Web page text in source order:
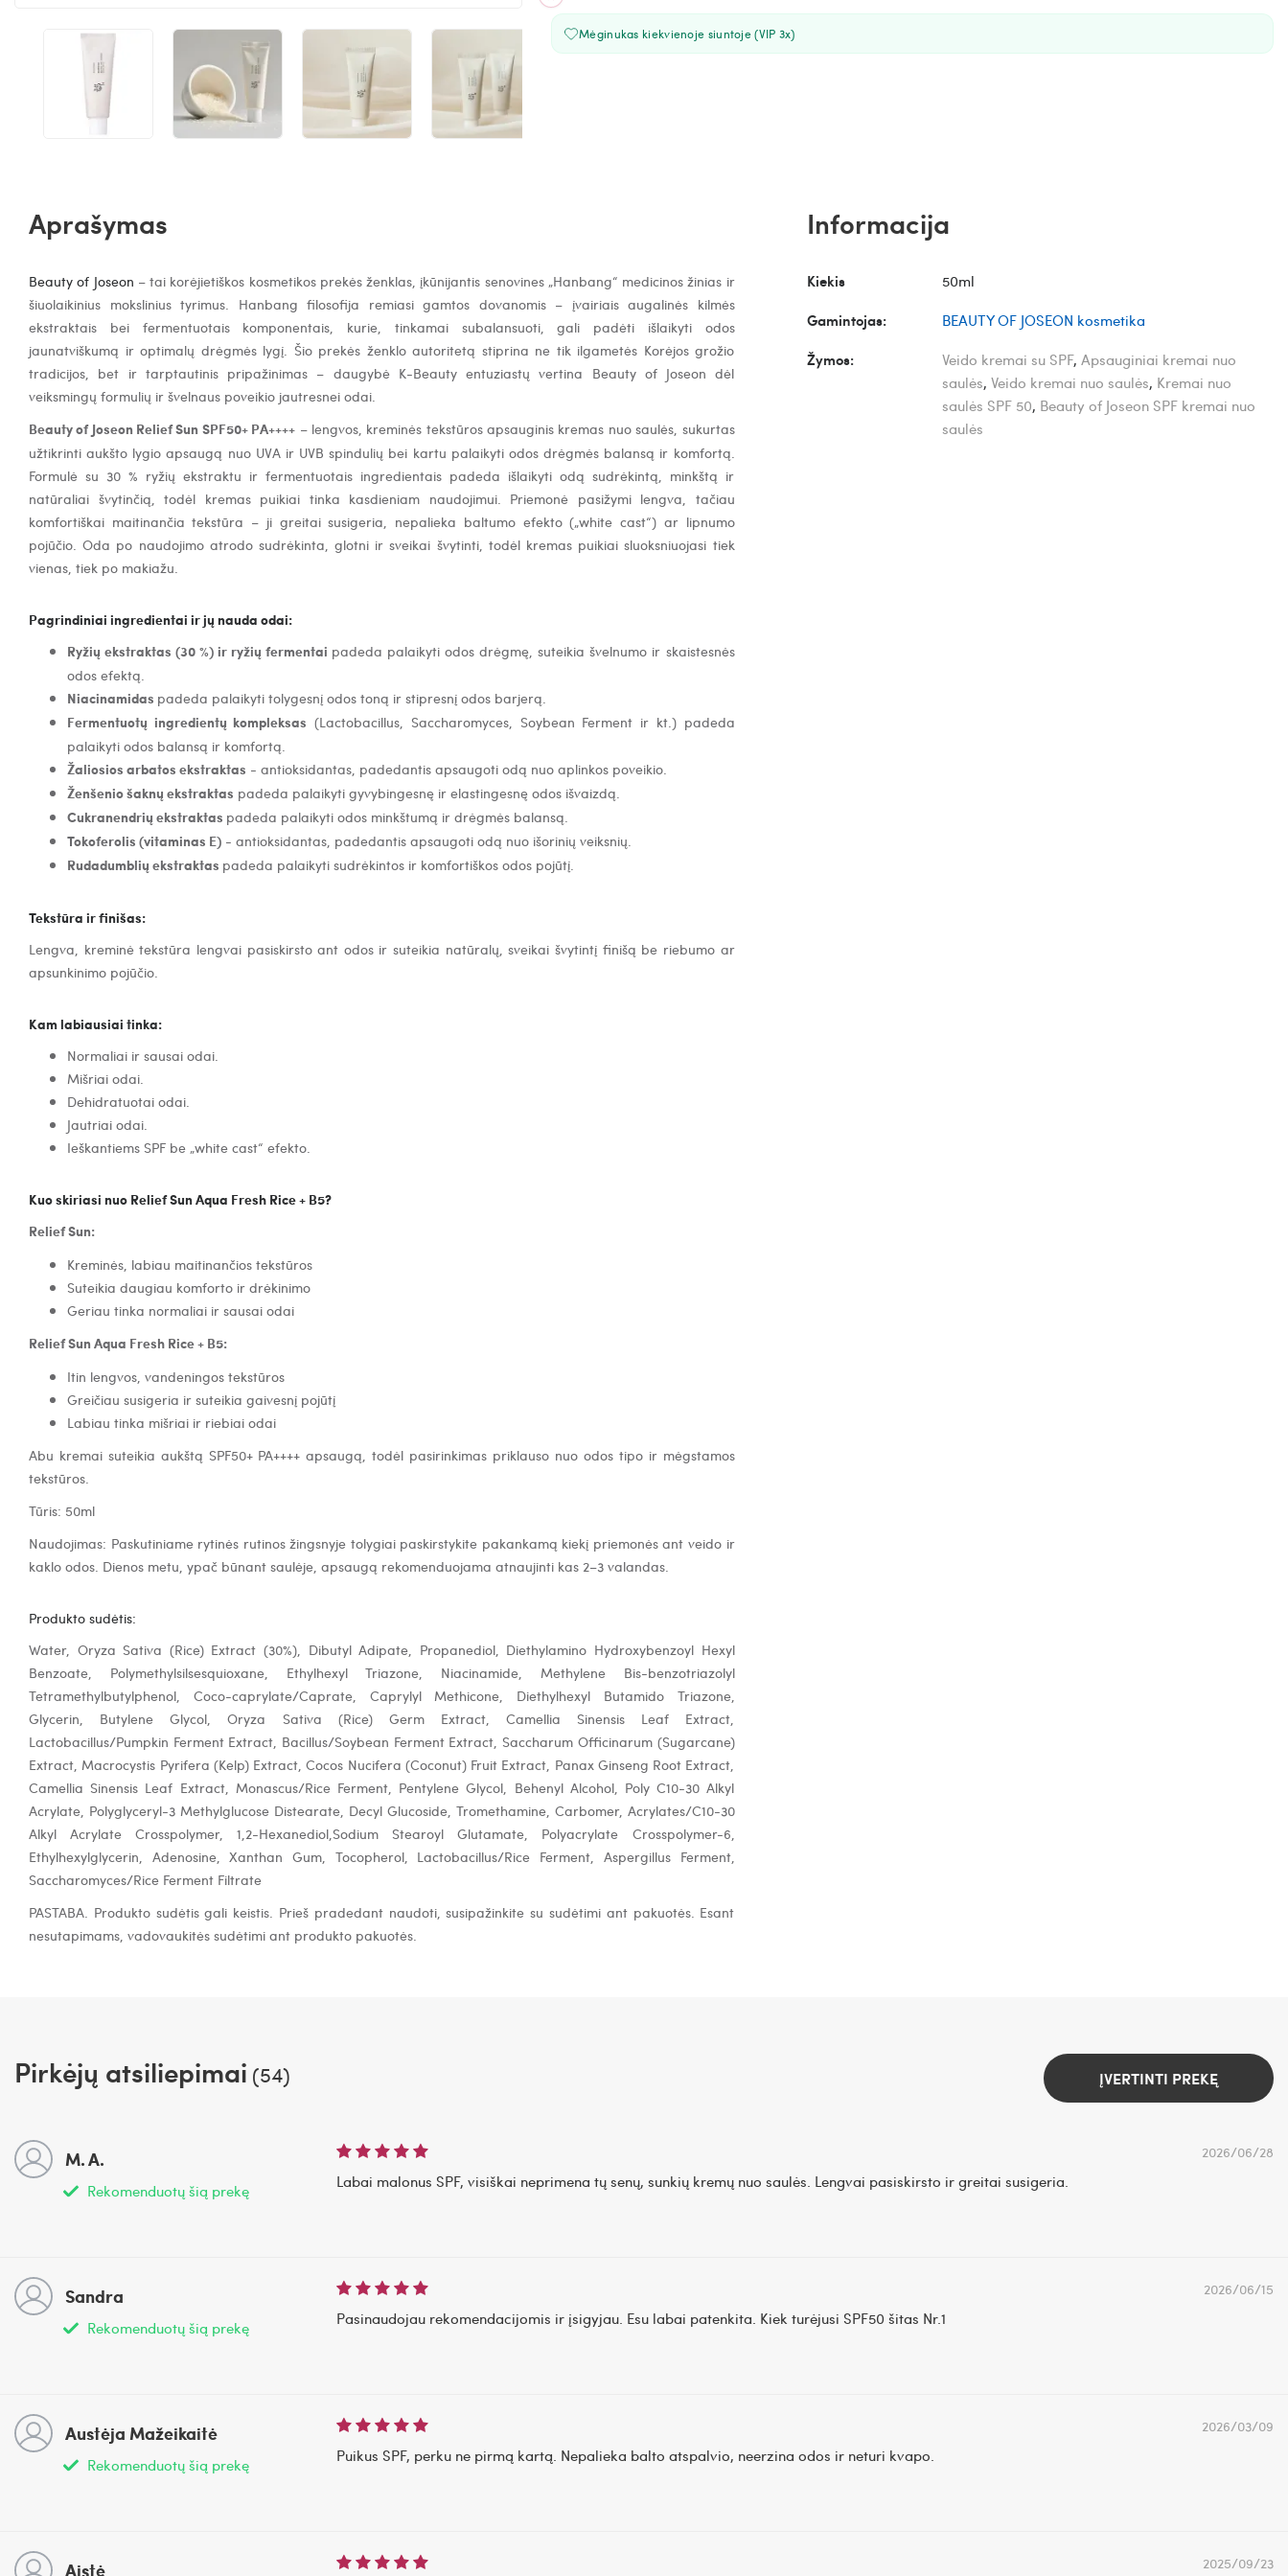
Mėginukas kiekvienoje siuntoje (VIP 3x)
Aprašymas
Beauty of Joseon – tai korėjietiškos kosmetikos prekės ženklas, įkūnijantis senovines „Hanbang“ medicinos žinias ir
šiuolaikinius mokslinius tyrimus. Hanbang filosofija remiasi gamtos dovanomis – įvairiais augalinės kilmės
ekstraktais bei fermentuotais komponentais, kurie, tinkamai subalansuoti, gali padėti išlaikyti odos
jaunatviškumą ir optimalų drėgmės lygį. Šio prekės ženklo autoritetą stiprina ne tik ilgametės Korėjos grožio
tradicijos, bet ir tarptautinis pripažinimas – daugybė K-Beauty entuziastų vertina Beauty of Joseon dėl
veiksmingų formulių ir švelnaus poveikio jautresnei odai.
Beauty of Joseon Relief Sun SPF50+ PA++++ – lengvos, kreminės tekstūros apsauginis kremas nuo saulės, sukurtas
užtikrinti aukšto lygio apsaugą nuo UVA ir UVB spindulių bei kartu palaikyti odos drėgmės balansą ir komfortą.
Formulė su 30 % ryžių ekstraktu ir fermentuotais ingredientais padeda išlaikyti odą sudrėkintą, minkštą ir
natūraliai švytinčią, todėl kremas puikiai tinka kasdieniam naudojimui. Priemonė pasižymi lengva, tačiau
komfortiškai maitinančia tekstūra – ji greitai susigeria, nepalieka baltumo efekto („white cast“) ar lipnumo
pojūčio. Oda po naudojimo atrodo sudrėkinta, glotni ir sveikai švytinti, todėl kremas puikiai sluoksniuojasi tiek
vienas, tiek po makiažu.
Pagrindiniai ingredientai ir jų nauda odai:
Ryžių ekstraktas (30 %) ir ryžių fermentai padeda palaikyti odos drėgmę, suteikia švelnumo ir skaistesnės
odos efektą.
Niacinamidas padeda palaikyti tolygesnį odos toną ir stipresnį odos barjerą.
Fermentuotų ingredientų kompleksas (Lactobacillus, Saccharomyces, Soybean Ferment ir kt.) padeda
palaikyti odos balansą ir komfortą.
Žaliosios arbatos ekstraktas - antioksidantas, padedantis apsaugoti odą nuo aplinkos poveikio.
Ženšenio šaknų ekstraktas padeda palaikyti gyvybingesnę ir elastingesnę odos išvaizdą.
Cukranendrių ekstraktas padeda palaikyti odos minkštumą ir drėgmės balansą.
Tokoferolis (vitaminas E) - antioksidantas, padedantis apsaugoti odą nuo išorinių veiksnių.
Rudadumblių ekstraktas padeda palaikyti sudrėkintos ir komfortiškos odos pojūtį.
Tekstūra ir finišas:
Lengva, kreminė tekstūra lengvai pasiskirsto ant odos ir suteikia natūralų, sveikai švytintį finišą be riebumo ar
apsunkinimo pojūčio.
Kam labiausiai tinka:
Normaliai ir sausai odai.
Mišriai odai.
Dehidratuotai odai.
Jautriai odai.
Ieškantiems SPF be „white cast“ efekto.
Kuo skiriasi nuo Relief Sun Aqua Fresh Rice + B5?
Relief Sun:
Kreminės, labiau maitinančios tekstūros
Suteikia daugiau komforto ir drėkinimo
Geriau tinka normaliai ir sausai odai
Relief Sun Aqua Fresh Rice + B5:
Itin lengvos, vandeningos tekstūros
Greičiau susigeria ir suteikia gaivesnį pojūtį
Labiau tinka mišriai ir riebiai odai
Abu kremai suteikia aukštą SPF50+ PA++++ apsaugą, todėl pasirinkimas priklauso nuo odos tipo ir mėgstamos
tekstūros.
Tūris: 50ml
Naudojimas: Paskutiniame rytinės rutinos žingsnyje tolygiai paskirstykite pakankamą kiekį priemonės ant veido ir
kaklo odos. Dienos metu, ypač būnant saulėje, apsaugą rekomenduojama atnaujinti kas 2–3 valandas.
Produkto sudėtis:
Water, Oryza Sativa (Rice) Extract (30%), Dibutyl Adipate, Propanediol, Diethylamino Hydroxybenzoyl Hexyl
Benzoate, Polymethylsilsesquioxane, Ethylhexyl Triazone, Niacinamide, Methylene Bis-benzotriazolyl
Tetramethylbutylphenol, Coco-caprylate/Caprate, Caprylyl Methicone, Diethylhexyl Butamido Triazone,
Glycerin, Butylene Glycol, Oryza Sativa (Rice) Germ Extract, Camellia Sinensis Leaf Extract,
Lactobacillus/Pumpkin Ferment Extract, Bacillus/Soybean Ferment Extract, Saccharum Officinarum (Sugarcane)
Extract, Macrocystis Pyrifera (Kelp) Extract, Cocos Nucifera (Coconut) Fruit Extract, Panax Ginseng Root Extract,
Camellia Sinensis Leaf Extract, Monascus/Rice Ferment, Pentylene Glycol, Behenyl Alcohol, Poly C10-30 Alkyl
Acrylate, Polyglyceryl-3 Methylglucose Distearate, Decyl Glucoside, Tromethamine, Carbomer, Acrylates/C10-30
Alkyl Acrylate Crosspolymer, 1,2-Hexanediol,Sodium Stearoyl Glutamate, Polyacrylate Crosspolymer-6,
Ethylhexylglycerin, Adenosine, Xanthan Gum, Tocopherol, Lactobacillus/Rice Ferment, Aspergillus Ferment,
Saccharomyces/Rice Ferment Filtrate
PASTABA. Produkto sudėtis gali keistis. Prieš pradedant naudoti, susipažinkite su sudėtimi ant pakuotės. Esant
nesutapimams, vadovaukitės sudėtimi ant produkto pakuotės.
Informacija
Kiekis
50ml
Gamintojas:
BEAUTY OF JOSEON kosmetika
Žymos:
Veido kremai su SPF, Apsauginiai kremai nuo
saulės, Veido kremai nuo saulės, Kremai nuo
saulės SPF 50, Beauty of Joseon SPF kremai nuo
saulės
Pirkėjų atsiliepimai (54) ĮVERTINTI PREKĘ
M. A.
Rekomenduotų šią prekę
2026/06/28
Labai malonus SPF, visiškai neprimena tų senų, sunkių kremų nuo saulės. Lengvai pasiskirsto ir greitai susigeria.
Sandra
Rekomenduotų šią prekę
2026/06/15
Pasinaudojau rekomendacijomis ir įsigyjau. Esu labai patenkita. Kiek turėjusi SPF50 šitas Nr.1
Austėja Mažeikaitė
Rekomenduotų šią prekę
2026/03/09
Puikus SPF, perku ne pirmą kartą. Nepalieka balto atspalvio, neerzina odos ir neturi kvapo.
Aistė 2025/09/23